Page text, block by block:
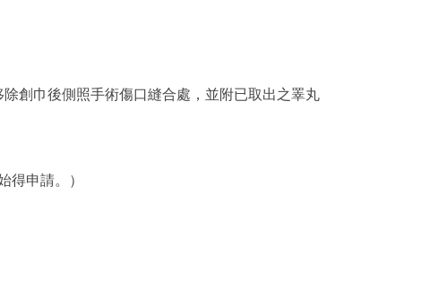
創巾後側照手術傷口縫合處，並附已取出之睪丸
得申請。）